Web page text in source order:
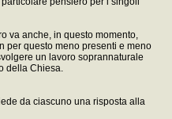
va anche, in questo momento,
per questo meno presenti e meno
un lavoro soprannaturale
della Chiesa.
da ciascuno una risposta alla